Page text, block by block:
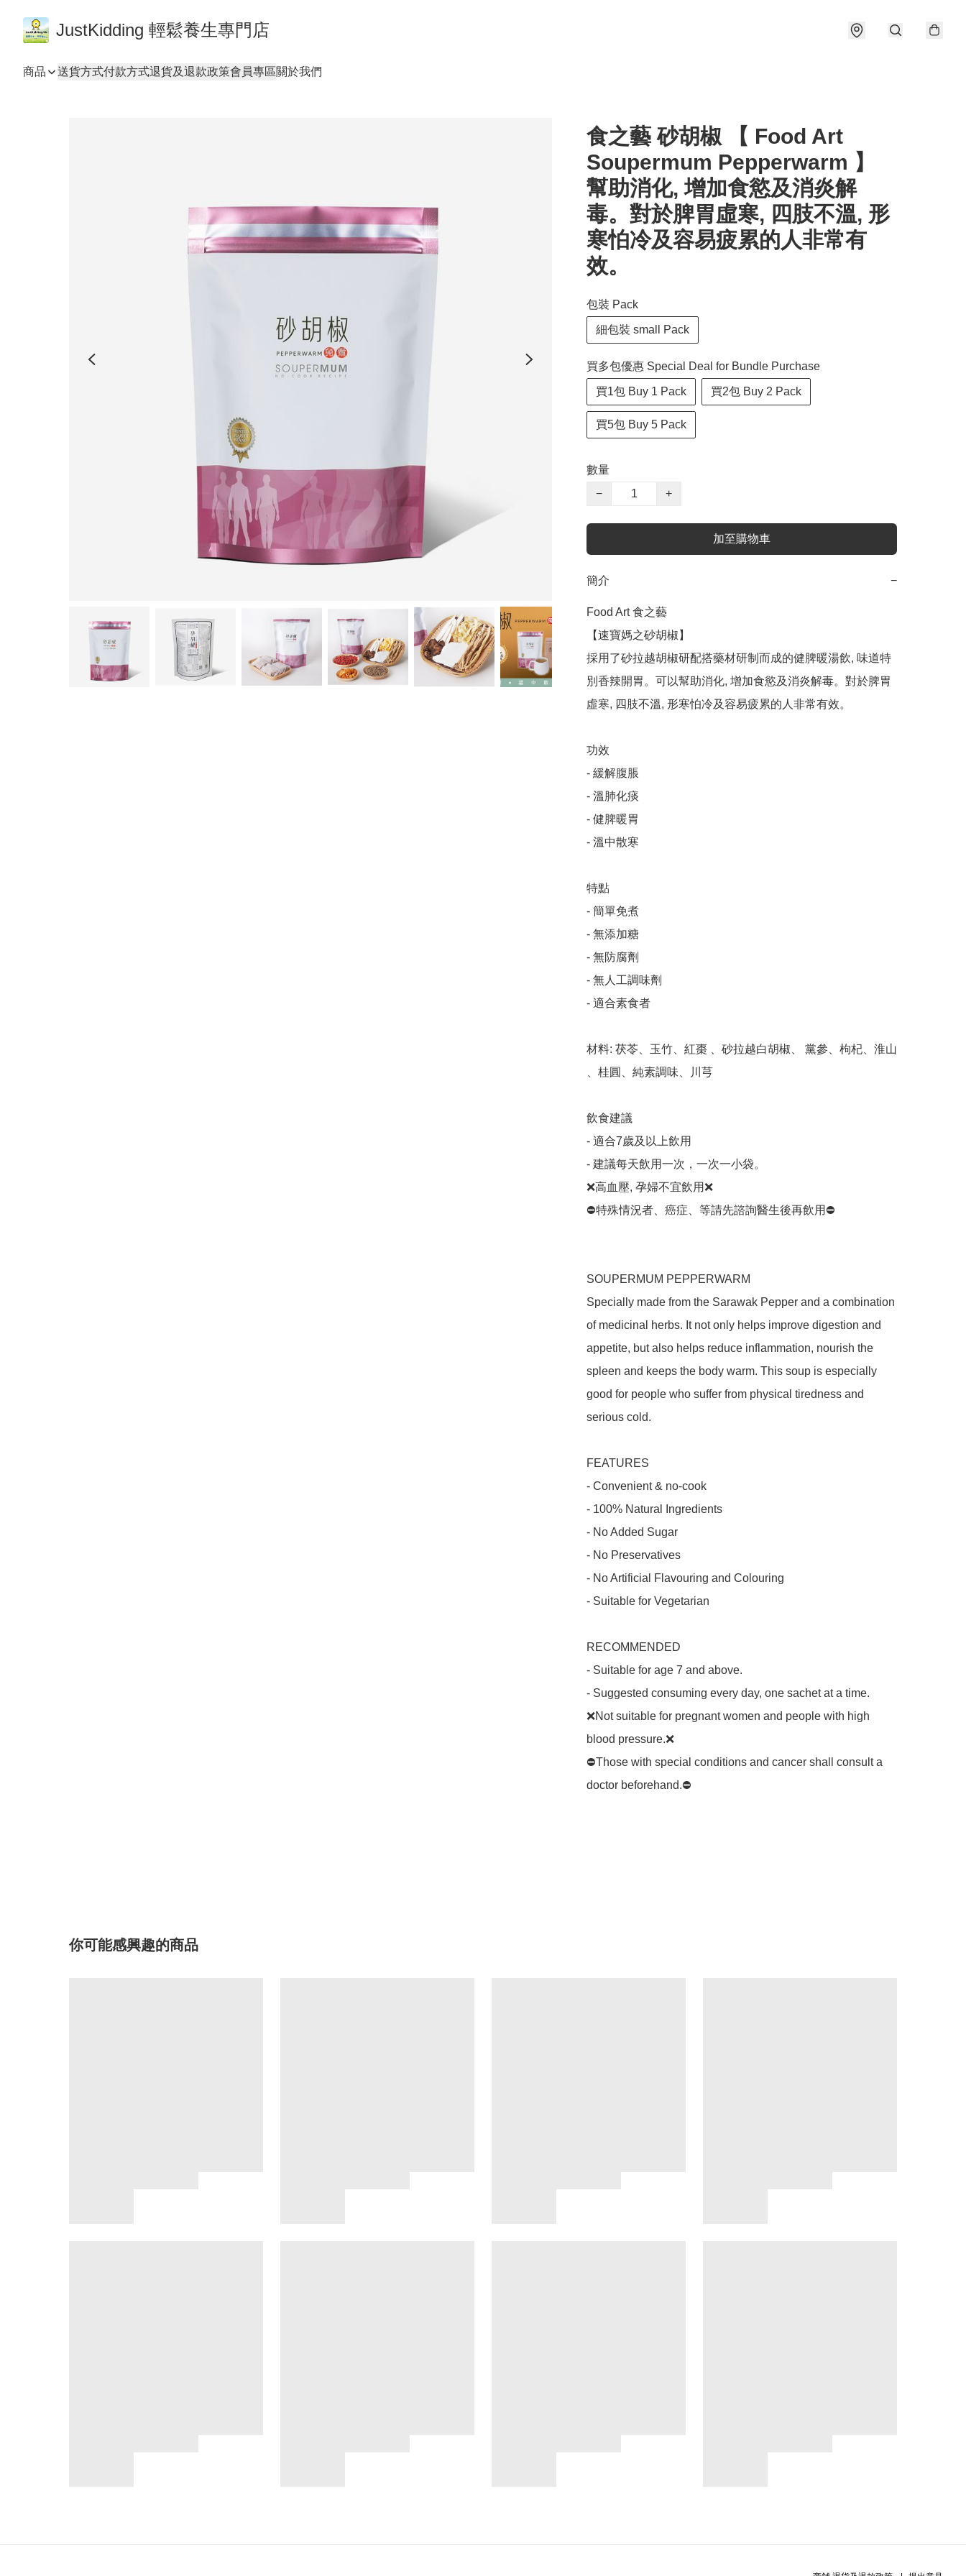
JustKidding 輕鬆養生專門店
商品 送貨方式付款方式退貨及退款政策會員專區關於我們
食之藝 砂胡椒 【 Food Art
Soupermum Pepperwarm 】
幫助消化, 增加食慾及消炎解
毒。對於脾胃虛寒, 四肢不溫, 形
寒怕冷及容易疲累的人非常有
效。
包裝 Pack
細包裝 small Pack
買多包優惠 Special Deal for Bundle Purchase
買1包 Buy 1 Pack 買2包 Buy 2 Pack
買5包 Buy 5 Pack
數量
−
+
加至購物車
簡介 −
Food Art 食之藝
【速寶媽之砂胡椒】
採用了砂拉越胡椒研配搭藥材研制而成的健脾暖湯飲, 味道特
別香辣開胃。可以幫助消化, 增加食慾及消炎解毒。對於脾胃
虛寒, 四肢不溫, 形寒怕冷及容易疲累的人非常有效。
功效
- 緩解腹脹
- 溫肺化痰
- 健脾暖胃
- 溫中散寒
特點
- 簡單免煮
- 無添加糖
- 無防腐劑
- 無人工調味劑
- 適合素食者
材料: 茯苓、玉竹、紅棗 、砂拉越白胡椒、 黨參、枸杞、淮山
、桂圓、純素調味、川芎
飲食建議
- 適合7歲及以上飲用
- 建議每天飲用一次，一次一小袋。
❌高血壓, 孕婦不宜飲用❌
⛔️特殊情況者、癌症、等請先諮詢醫生後再飲用⛔️
SOUPERMUM PEPPERWARM
Specially made from the Sarawak Pepper and a combination
of medicinal herbs. It not only helps improve digestion and
appetite, but also helps reduce inflammation, nourish the
spleen and keeps the body warm. This soup is especially
good for people who suffer from physical tiredness and
serious cold.
FEATURES
- Convenient & no-cook
- 100% Natural Ingredients
- No Added Sugar
- No Preservatives
- No Artificial Flavouring and Colouring
- Suitable for Vegetarian
RECOMMENDED
- Suitable for age 7 and above.
- Suggested consuming every day, one sachet at a time.
❌Not suitable for pregnant women and people with high
blood pressure.❌
⛔️Those with special conditions and cancer shall consult a
doctor beforehand.⛔️
你可能感興趣的商品